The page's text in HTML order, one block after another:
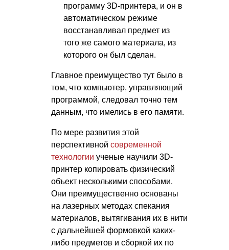
программу 3D-принтера, и он в
автоматическом режиме
восстанавливал предмет из
того же самого материала, из
которого он был сделан.
Главное преимущество тут было в
том, что компьютер, управляющий
программой, следовал точно тем
данным, что имелись в его памяти.
По мере развития этой
перспективной современной
технологии ученые научили 3D-
принтер копировать физический
объект несколькими способами.
Они преимущественно основаны
на лазерных методах спекания
материалов, вытягивания их в нити
с дальнейшей формовкой каких-
либо предметов и сборкой их по